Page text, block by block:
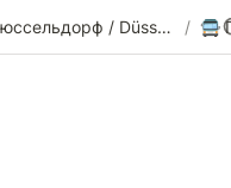
Дюссельдорф / Düsseldorf /